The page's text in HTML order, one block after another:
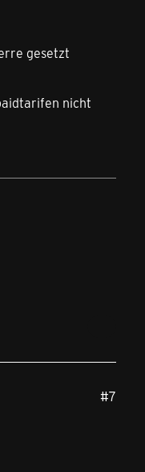
gesetzt
nicht
#7